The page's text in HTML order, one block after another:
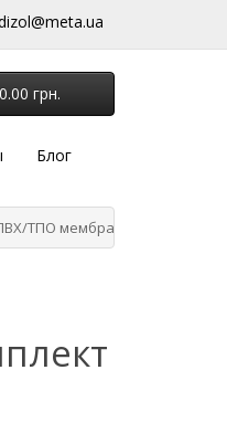
грн.
Блог
ТПО мембраны, тента,